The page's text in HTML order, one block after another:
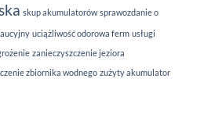
skup akumulatorów sprawozdanie o
uciążliwość odorowa ferm usługi
zanieczyszczenie jeziora
zbiornika wodnego zużyty akumulator